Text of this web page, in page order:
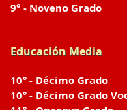
9° - Noveno Grado
Educación Media
10° - Décimo Grado
10° - Décimo Grado